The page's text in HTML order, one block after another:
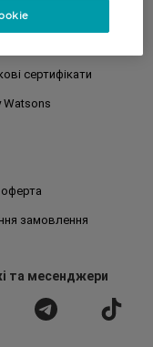
сертифікати
Watsons
оферта
замовлення
та месенджери